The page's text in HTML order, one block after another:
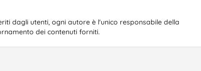
dagli utenti, ogni autore è l'unico responsabile della
dei contenuti forniti.